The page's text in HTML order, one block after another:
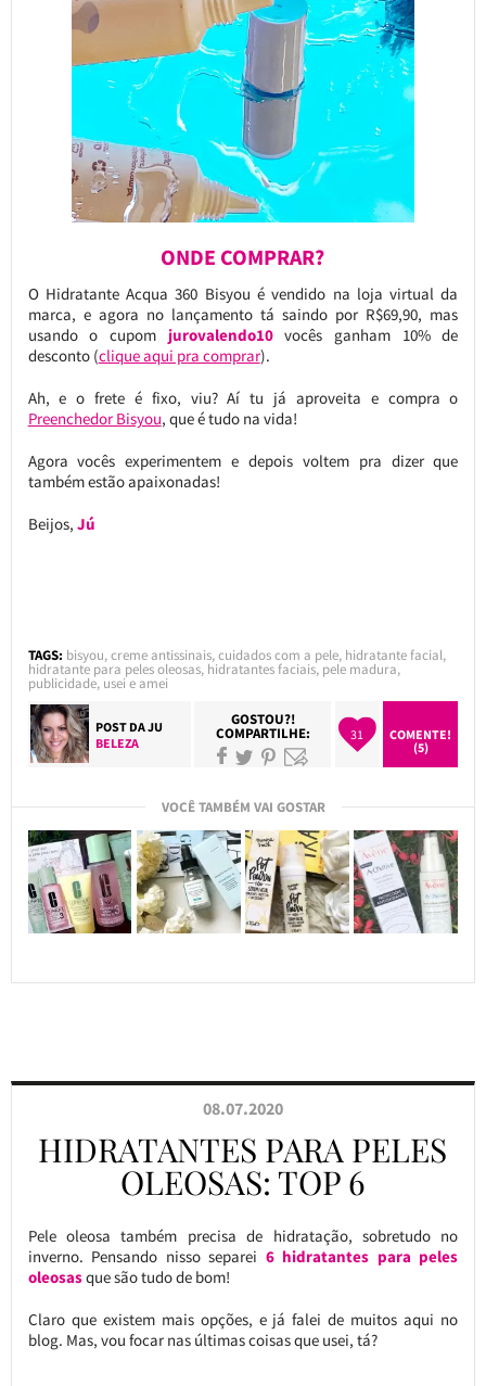
ONDE COMPRAR?
O Hidratante Acqua 360 Bisyou é vendido na loja virtual da
marca, e agora no lançamento tá saindo por R$69,90, mas
usando o cupom jurovalendo10vocês ganham 10% de
desconto (clique aqui pra comprar).
Ah, e o frete é fixo, viu? Aí tu já aproveita e compra o
Preenchedor Bisyou, que é tudo na vida!
Agora vocês experimentem e depois voltem pra dizer que
também estão apaixonadas!
Beijos, Jú
TAGS: bisyou,creme antissinais,cuidados com a pele, hidratante facial,
hidratante para peles oleosas, hidratantes faciais, pele madura,
publicidade, usei e amei
POST DAJU
BELEZA
GOSTOU?!
COMPARTILHE: 31
COMENTE!
(5)
VOCÊ TAMBÉM VAI GOSTAR
08.07.2020
HIDRATANTES PARA PELES
OLEOSAS: TOP 6
Pele oleosa também precisa de hidratação, sobretudo no
inverno. Pensando nisso separei 6 hidratantes para peles
oleosasque são tudo de bom!
Claro que existem mais opções, e já falei de muitos aqui no
blog. Mas, vou focar nas últimas coisas que usei, tá?